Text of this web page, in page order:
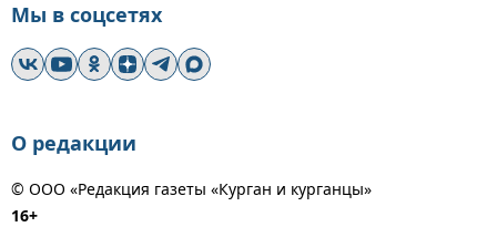
Мы в соцсетях
О редакции
© ООО «Редакция газеты «Курган и курганцы»
16+